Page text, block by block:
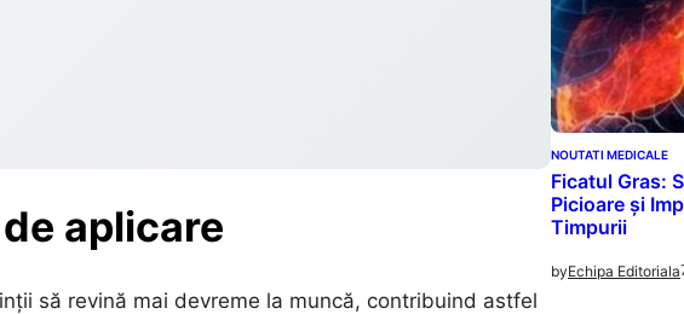
aplicare
să revină mai devreme la muncă, contribuind astfel
NOUTATI MEDICALE
Ficatul Gras:
Picioare și
Timpurii
byEchipa Editoriala